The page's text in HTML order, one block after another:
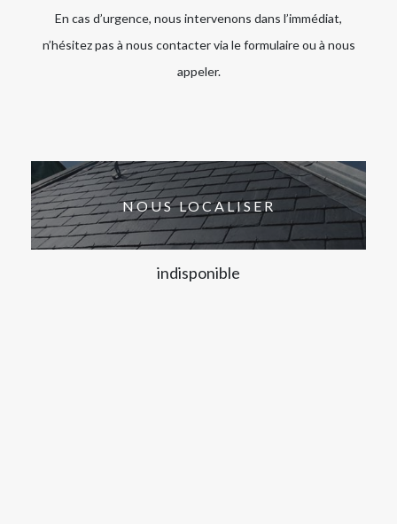
En cas d’urgence, nous intervenons dans l’immédiat,
n’hésitez pas à nous contacter via le formulaire ou à nous
appeler.
NOUS LOCALISER
indisponible